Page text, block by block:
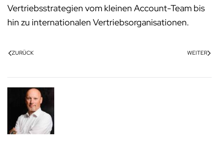
Vertriebsstrategien vom kleinen Account-Team bis
hin zu internationalen Vertriebsorganisationen.
ZURÜCK WEITER